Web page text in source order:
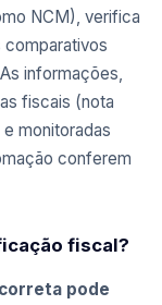
NCM), verifica
comparativos
informações,
fiscais (nota
monitoradas
conferem
fiscal?
pode